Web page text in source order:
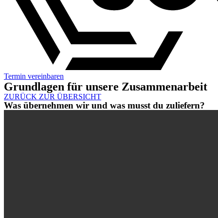
Termin vereinbaren
Grundlagen für unsere Zusammenarbeit
ZURÜCK ZUR ÜBERSICHT
Was übernehmen wir und was musst du zuliefern?